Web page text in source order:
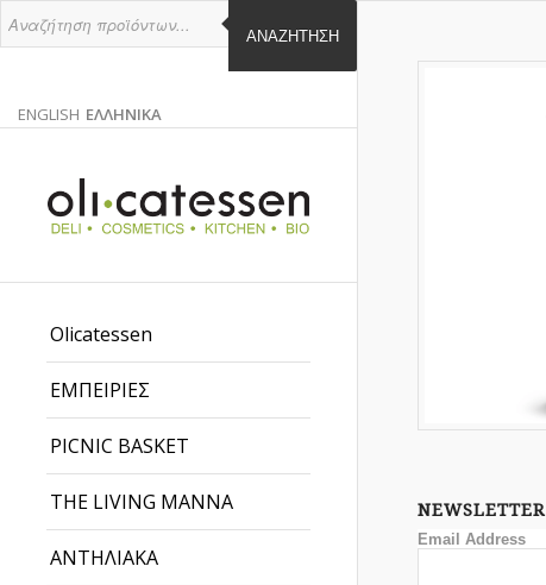
ΑΝΑΖΉΤΗΣΗ
ENGLISH ΕΛΛΗΝΙΚΑ
EL
Olicatessen
ΕΜΠΕΙΡΙΕΣ
PICNIC BASKET
THE LIVING MANNA
ΑΝΤΗΛΙΑΚΑ
NEWSLETTER
Email Address